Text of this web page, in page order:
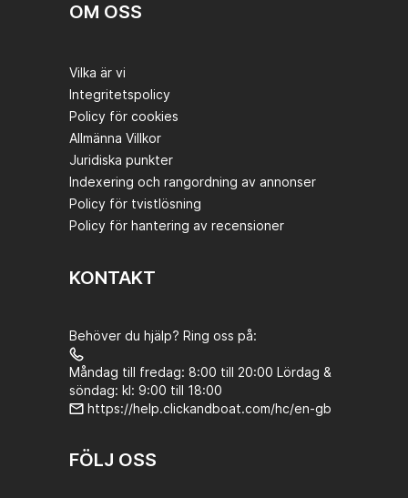
OM OSS
Vilka är vi
Integritetspolicy
Policy för cookies
Allmänna Villkor
Juridiska punkter
Indexering och rangordning av annonser
Policy för tvistlösning
Policy för hantering av recensioner
KONTAKT
Behöver du hjälp? Ring oss på:
Måndag till fredag: 8:00 till 20:00 Lördag &
söndag: kl: 9:00 till 18:00
https://help.clickandboat.com/hc/en-gb
FÖLJ OSS